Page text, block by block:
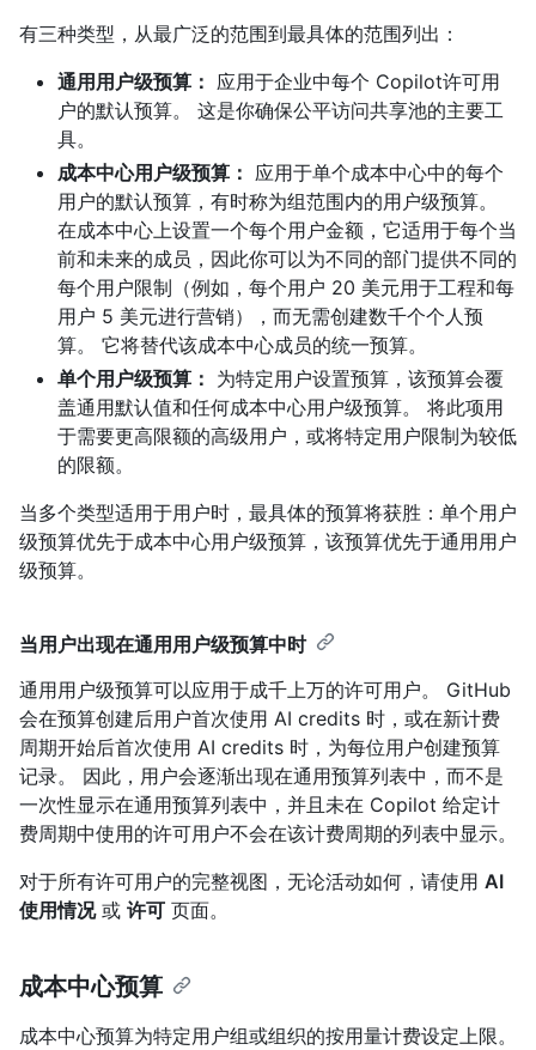
有三种类型，从最广泛的范围到最具体的范围列出：
通用用户级预算： 应用于企业中每个 Copilot许可用
户的默认预算。 这是你确保公平访问共享池的主要工
具。
成本中心用户级预算： 应用于单个成本中心中的每个
用户的默认预算，有时称为组范围内的用户级预算。
在成本中心上设置一个每个用户金额，它适用于每个当
前和未来的成员，因此你可以为不同的部门提供不同的
每个用户限制（例如，每个用户 20 美元用于工程和每
用户 5 美元进行营销），而无需创建数千个个人预
算。 它将替代该成本中心成员的统一预算。
单个用户级预算： 为特定用户设置预算，该预算会覆
盖通用默认值和任何成本中心用户级预算。 将此项用
于需要更高限额的高级用户，或将特定用户限制为较低
的限额。
当多个类型适用于用户时，最具体的预算将获胜：单个用户
级预算优先于成本中心用户级预算，该预算优先于通用用户
级预算。
当用户出现在通用用户级预算中时
通用用户级预算可以应用于成千上万的许可用户。 GitHub
会在预算创建后用户首次使用 AI credits 时，或在新计费
周期开始后首次使用 AI credits 时，为每位用户创建预算
记录。 因此，用户会逐渐出现在通用预算列表中，而不是
一次性显示在通用预算列表中，并且未在 Copilot 给定计
费周期中使用的许可用户不会在该计费周期的列表中显示。
对于所有许可用户的完整视图，无论活动如何，请使用 AI
使用情况或 许可 页面。
成本中心预算
成本中心预算为特定用户组或组织的按用量计费设定上限。